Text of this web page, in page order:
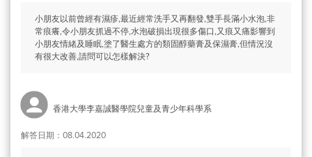
小朋友以前曾經有濕疹,最近經常洗手又再翻發,雙手長滿小水泡,非
常痕癢,令小朋友抓過不停,水泡破損出現很多傷口,又痕又痛影響到
小朋友情緒及睡眠,塗了醫生處方的類固醇藥膏及保濕膏,但情況沒
有很大改善,請問可以怎樣解決?
香港大學李嘉誠醫學院兒童及青少年科學系
解答日期：08.04.2020